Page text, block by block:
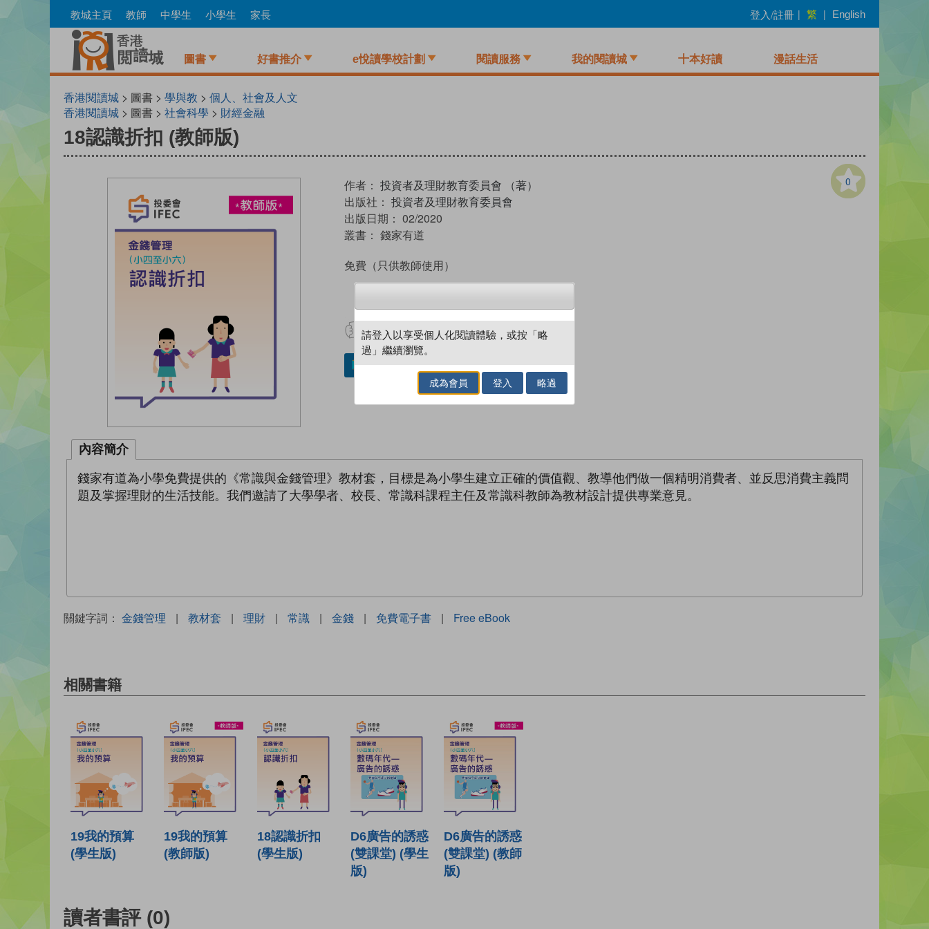
to
教城主頁 教師 中學生 小學生 家長 登入/註冊 | 繁 | English
圖書 好書推介 e悅讀學校計劃 閱讀服務 我的閱讀城 十本好讀 漫話生活
香港閱讀城 > 圖書 > 學與教 > 個人、社會及人文
香港閱讀城 > 圖書 > 社會科學 > 財經金融
18認識折扣 (教師版)
0
作者： 投資者及理財教育委員會 （著）
出版社： 投資者及理財教育委員會
出版日期： 02/2020
叢書： 錢家有道
免費 （只供教師使用）
試閲 加入閱讀紀錄
加入／閱讀電子書
內容簡介
錢家有道為小學免費提供的《常識與金錢管理》教材套，目標是為小學生建立正確的價值觀、教導他們做一個精明消費者、並反思消費主義問
題及掌握理財的生活技能。我們邀請了大學學者、校長、常識科課程主任及常識科教師為教材設計提供專業意見。
關鍵字詞： 金錢管理 | 教材套 | 理財 | 常識 | 金錢 | 免費電子書 | Free eBook
相關書籍
19我的預算
(學生版)
19我的預算
(教師版)
18認識折扣
(學生版)
D6廣告的誘惑
(雙課堂) (學生
版)
D6廣告的誘惑
(雙課堂) (教師
版)
讀者書評 (0)
請登入以享受個人化閱讀體驗，或按「略
過」繼續瀏覽。
成為會員 登入 略過